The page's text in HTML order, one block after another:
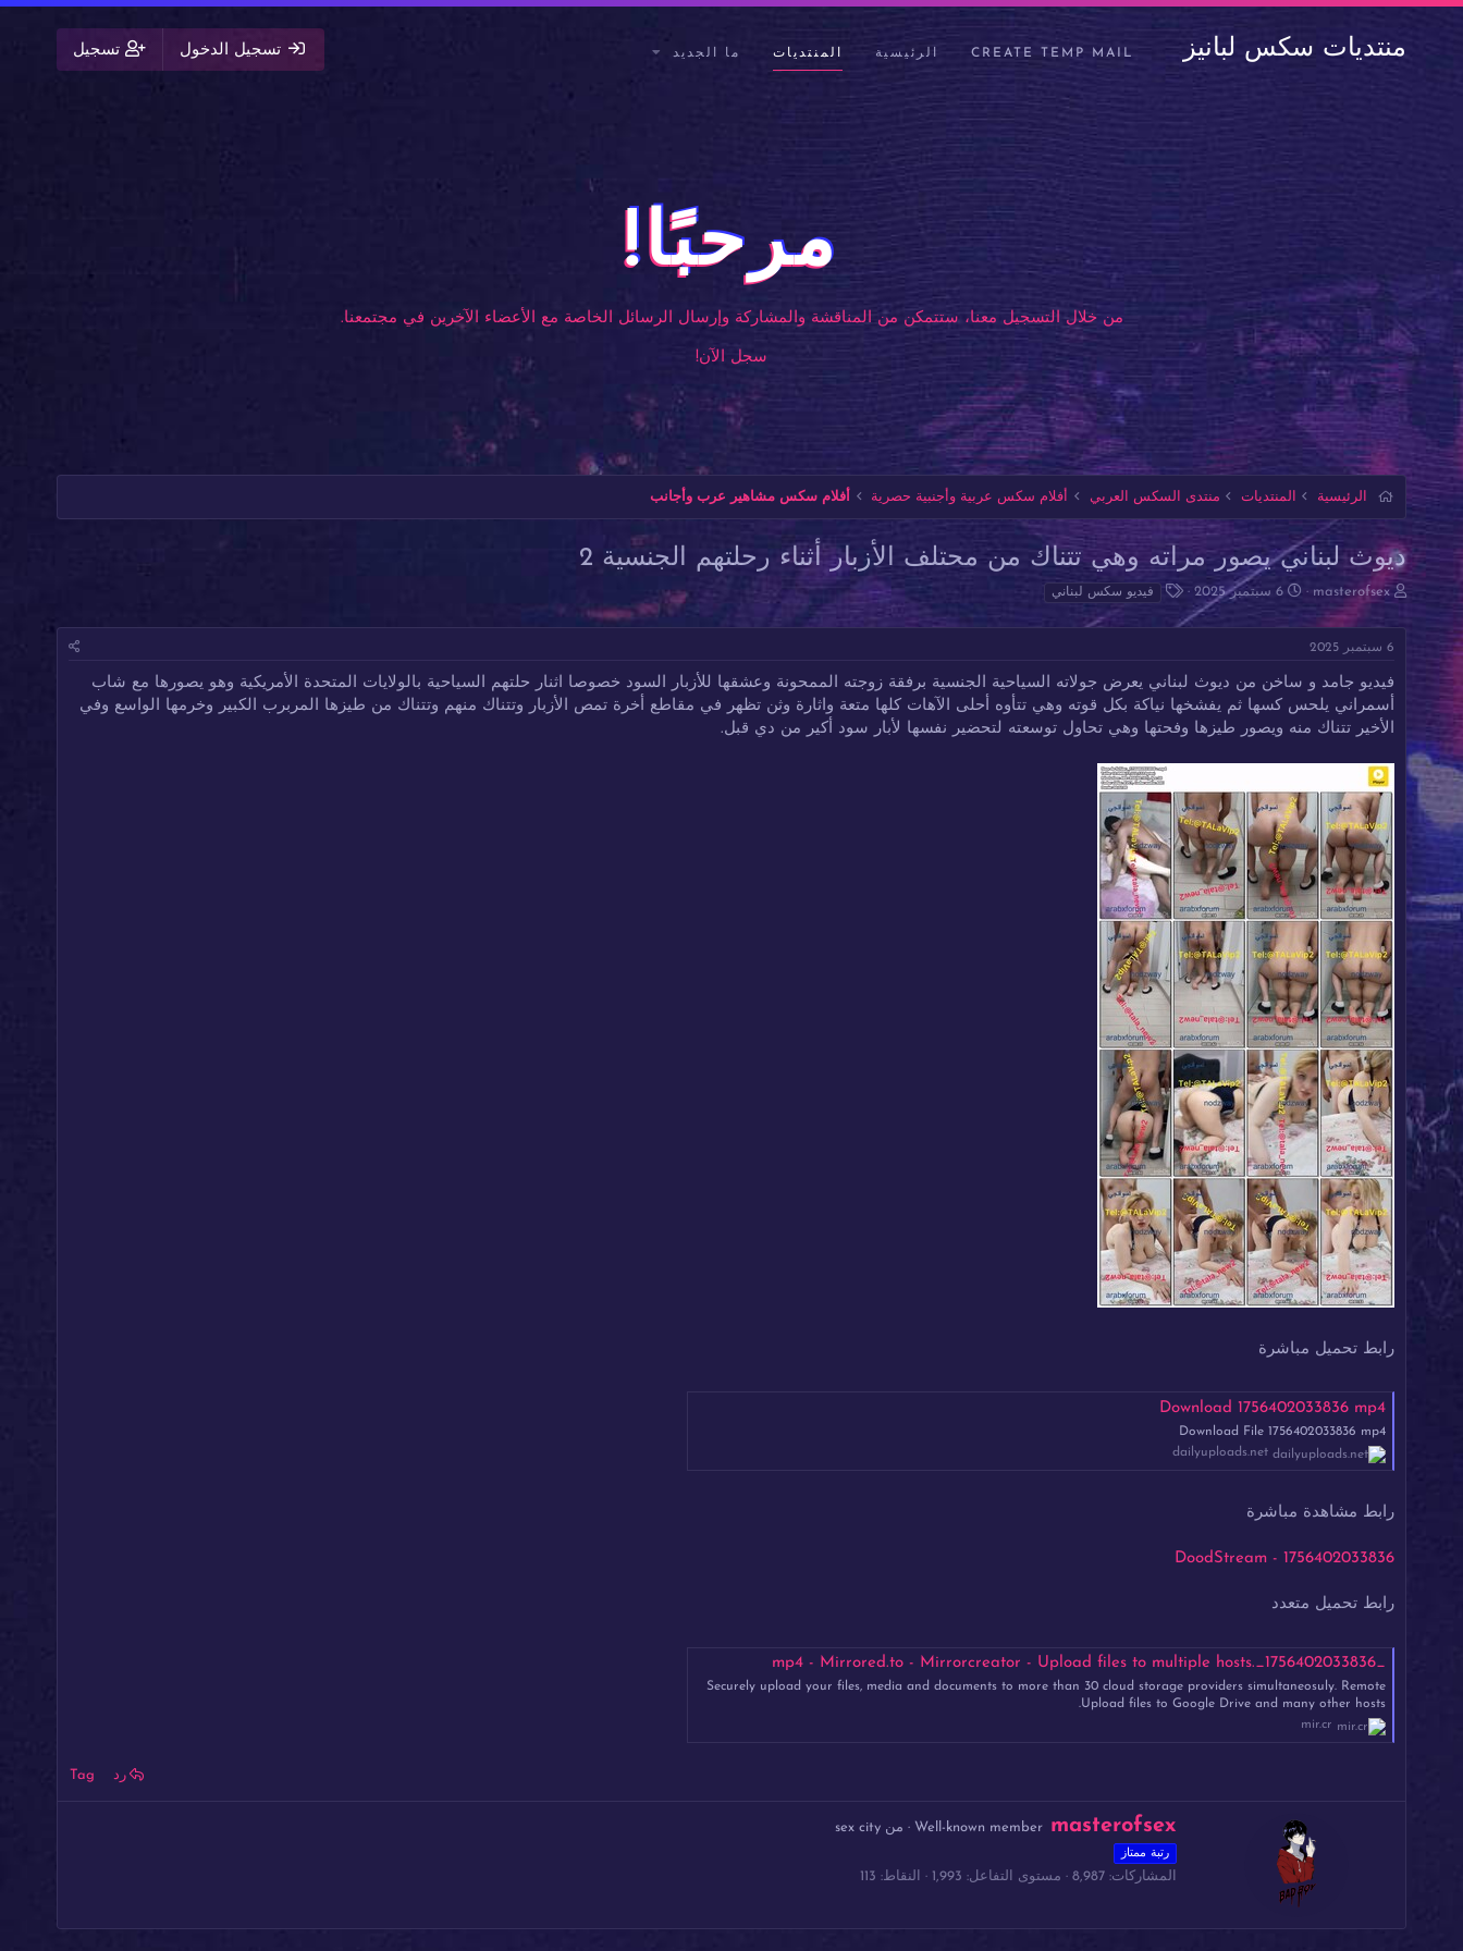
منتديات سكس لبانيز CREATE TEMP MAIL الرئيسية المنتديات ما الجديد تسجيل الدخول تسجيل
مرحبًا!
من خلال التسجيل معنا، ستتمكن من المناقشة والمشاركة وإرسال الرسائل الخاصة مع الأعضاء الآخرين في مجتمعنا.
سجل الآن!
الرئيسية المنتديات منتدى السكس العربي أفلام سكس عربية وأجنبية حصرية أفلام سكس مشاهير عرب وأجانب
ديوث لبناني يصور مراته وهي تتناك من محتلف الأزبار أثناء رحلتهم الجنسية 2
ب
ئ
ل
م
و
و
ع
masterofsex
ت
ر
ا
ب
ء
6 سبتمبر 2025
م
فيديو سكس لبناني
6 سبتمبر 2025
فيديو جامد و ساخن من ديوث لبناني يعرض جولاته السياحية الجنسية برفقة زوجته الممحونة وعشقها للأزبار السود خصوصا اثنار حلتهم السياحية بالولايات المتحدة الأمريكية وهو يصورها مع شاب
أسمراني يلحس كسها ثم يفشخها نياكة بكل قوته وهي تتأوه أحلى الآهات كلها متعة واثارة وثن تظهر في مقاطع أخرة تمص الأزبار وتتناك منهم وتتناك من طيزها المربرب الكبير وخرمها الواسع وفي
الأخير تتناك منه ويصور طيزها وفحتها وهي تحاول توسعته لتحضير نفسها لأبار سود أكير من دي قبل.
رابط تحميل مباشرة
Download 1756402033836 mp4
Download File 1756402033836 mp4
dailyuploads.net
رابط مشاهدة مباشرة
1756402033836 - DoodStream
رابط تحميل متعدد
_1756402033836_.mp4 - Mirrored.to - Mirrorcreator - Upload files to multiple hosts
Securely upload your files, media and documents to more than 30 cloud storage providers simultaneosuly. Remote
Upload files to Google Drive and many other hosts.
mir.cr
رد Tag
ك
ب
ب
masterofsex
Well-known member
· من sex city
رتبة ممتاز
المشاركات 8,987 مستوى التفاعل 1,993 النقاط 113